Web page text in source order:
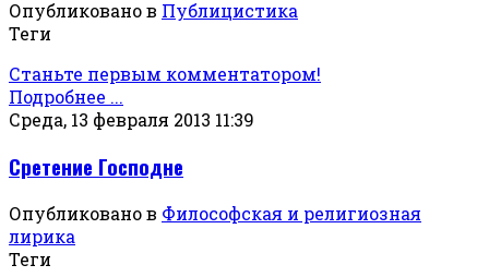
Опубликовано в Публицистика
Теги
Станьте первым комментатором!
Подробнее ...
Среда, 13 февраля 2013 11:39
Сретение Господне
Опубликовано в Философская и религиозная
лирика
Теги